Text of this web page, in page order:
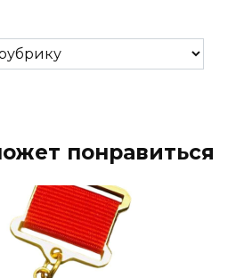
понравиться